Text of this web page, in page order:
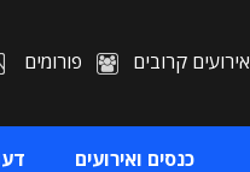
אירועים קרובים פורומים
כנסים ואירועים